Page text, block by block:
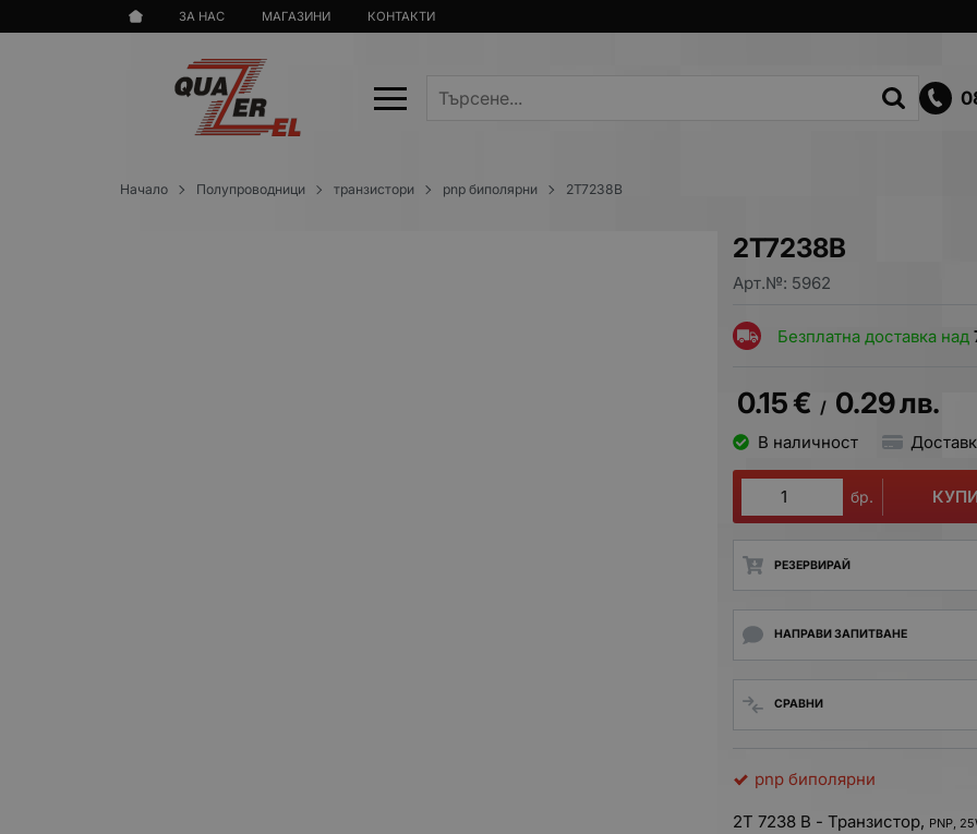
ЗА НАС МАГАЗИНИ КОНТАКТИ
Начало Полупроводници транзистори pnp биполярни 2T7238B
2T7238B
Арт.№: 5962
Безплатна доставка над
0.15€ / 0.29лв.
В наличност
бр.
РЕЗЕРВИРАЙ
НАПРАВИ ЗАПИТВАНЕ
СРАВНИ
pnp биполярни
2Т 7238 В - Транзистор, PNP,